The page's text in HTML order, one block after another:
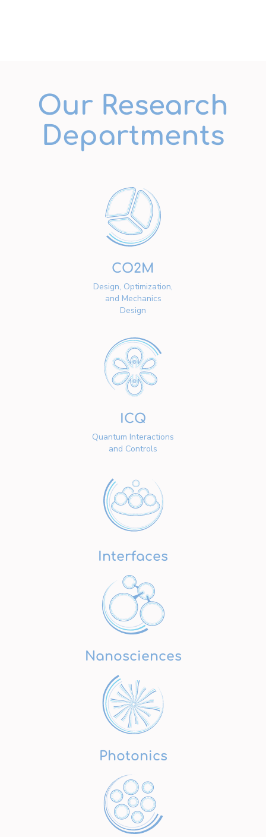
Our Research
Departments
CO2M
Design, Optimization,
and Mechanics
Design
ICQ
Quantum Interactions
and Controls
Interfaces
Nanosciences
Photonics